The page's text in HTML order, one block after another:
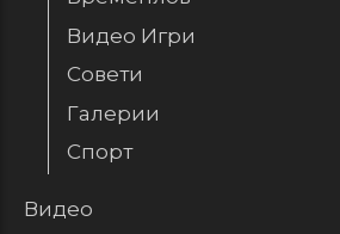
Видео Игри
Совети
Галерии
Спорт
Видео